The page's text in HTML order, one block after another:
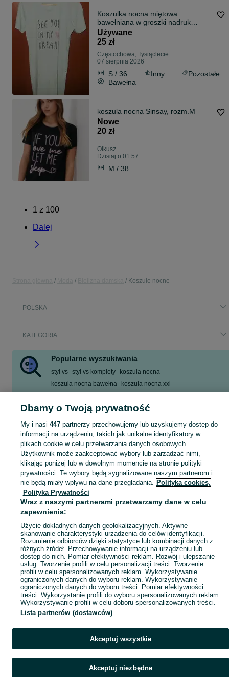
Koszulka nocna miętowa
bawełniana w groszki nadruk
napisy 36 Muzzy
Używane
25 zł
Częstochowa, Tysiąclecie
07 sierpnia 2026
S / 36 Inny
Pozostałe
Bawełna
koszula nocna Sinsay, rozm.M
Nowe
20 zł
Olkusz
Dzisiaj o 01:57
M / 38
1 z 100
Dalej
Koszule nocne
POLSKA
KATEGORIA
Popularne wyszukiwania
styl vs styl vs komplety
koszula nocna
koszula nocna bawełna
koszula nocna xxl
Zobacz Więcej
Szeroki wybór koszul nocnych damskich w Polsce ▶️ bawełniane, satynowe, długie i krótkie ✅ Nowe i używane w dobrych cenach ✌ Sprawdź oferty na OLX.pl! Zobacz
Mapa kategorii
Mapa miejscowości
Mapa ministron
Popularne wyszukiwania
Dbamy o Twoją prywatność
My i nasi 447partnerzy przechowujemy lub uzyskujemy dostęp do
informacji na urządzeniu, takich jak unikalne identyfikatory w
plikach cookie w celu przetwarzania danych osobowych.
Użytkownik może zaakceptować wybory lub zarządzać nimi,
klikając poniżej lub w dowolnym momencie na stronie polityki
prywatności. Te wybory będą sygnalizowane naszym partnerom i
nie będą miały wpływu na dane przeglądania. Polityka cookies,
Polityka Prywatności
Wraz z naszymi partnerami przetwarzamy dane w celu
zapewnienia:
Użycie dokładnych danych geolokalizacyjnych. Aktywne
skanowanie charakterystyki urządzenia do celów identyfikacji.
Rozumienie odbiorców dzięki statystyce lub kombinacji danych z
różnych źródeł. Przechowywanie informacji na urządzeniu lub
dostęp do nich. Pomiar efektywności reklam. Rozwój i ulepszanie
usług. Tworzenie profili w celu personalizacji treści. Tworzenie
profili w celu spersonalizowanych reklam. Wykorzystywanie
ograniczonych danych do wyboru reklam. Wykorzystywanie
ograniczonych danych do wyboru treści. Pomiar efektywności
treści. Wykorzystanie profili do wyboru spersonalizowanych reklam.
Wykorzystywanie profili w celu doboru spersonalizowanych treści.
Lista partnerów (dostawców)
Akceptuj wszystkie
Akceptuj niezbędne